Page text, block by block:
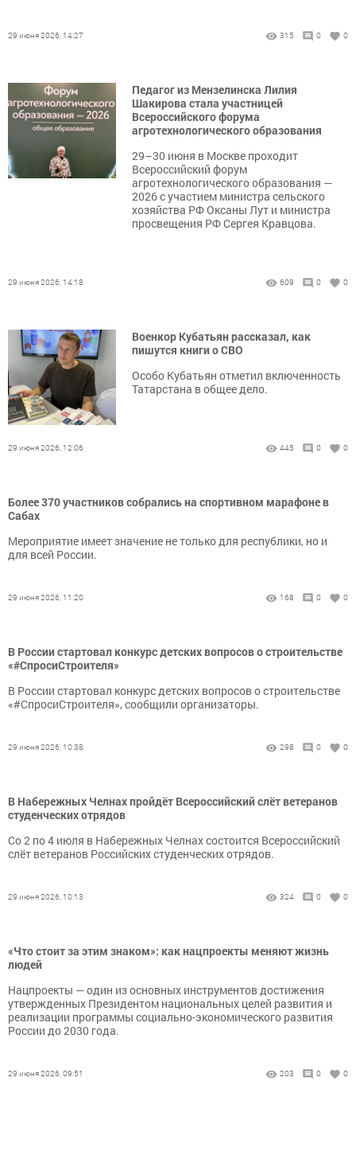
29 июня 2026, 14:27 315 0 0
Педагог из Мензелинска Лилия
Шакирова стала участницей
Всероссийского форума
агротехнологического образования
29–30 июня в Москве проходит
Всероссийский форум
агротехнологического образования —
2026 с участием министра сельского
хозяйства РФ Оксаны Лут и министра
просвещения РФ Сергея Кравцова.
29 июня 2026, 14:18 609 0 0
Военкор Кубатьян рассказал, как
пишутся книги о СВО
Особо Кубатьян отметил включенность
Татарстана в общее дело.
29 июня 2026, 12:06 445 0 0
Более 370 участников собрались на спортивном марафоне в
Сабах
Мероприятие имеет значение не только для республики, но и
для всей России.
29 июня 2026, 11:20 168 0 0
В России стартовал конкурс детских вопросов о строительстве
«#СпросиСтроителя»
В России стартовал конкурс детских вопросов о строительстве
«#СпросиСтроителя», сообщили организаторы.
29 июня 2026, 10:38 298 0 0
В Набережных Челнах пройдёт Всероссийский слёт ветеранов
студенческих отрядов
Со 2 по 4 июля в Набережных Челнах состоится Всероссийский
слёт ветеранов Российских студенческих отрядов.
29 июня 2026, 10:13 324 0 0
«Что стоит за этим знаком»: как нацпроекты меняют жизнь
людей
Нацпроекты — один из основных инструментов достижения
утвержденных Президентом национальных целей развития и
реализации программы социально-экономического развития
России до 2030 года.
29 июня 2026, 09:51 203 0 0